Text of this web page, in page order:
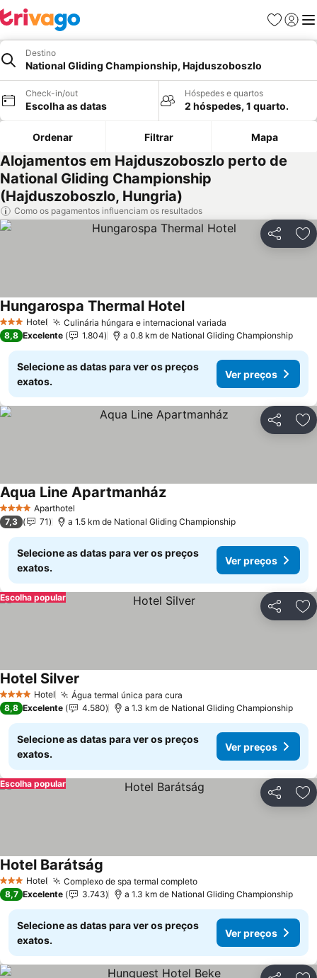
Favoritos
Iniciar
Destino
National Gliding Championship, Hajduszoboszlo
Check-in/out
Escolha as datas
Hóspedes e quartos
2 hóspedes, 1 quarto.
Ordenar Filtrar Mapa
Alojamentos em Hajduszoboszlo perto de
National Gliding Championship
(Hajduszoboszlo, Hungria)
Como os pagamentos influenciam os resultados
Partilhar
3 EstrelasHotel Culinária húngara e internacional variada
Hungarospa Thermal HotelVer preços
8,8 Excelente 1.804 a 0.8 km de National Gliding Championship
Selecione as datas para ver os preços
exatos.
Ver preços
Partilhar
4 EstrelasAparthotel
Aqua Line ApartmanházVer preços
7,3 71 a 1.5 km de National Gliding Championship
Selecione as datas para ver os preços
exatos.
Ver preços
Partilhar
Escolha popular
4 EstrelasHotel Água termal única para cura
Hotel Silver
8,8 Excelente 4.580 a 1.3 km de National Gliding Championship
Selecione as datas para ver os preços
exatos.
Ver preços
Partilhar
Escolha popular
3 EstrelasHotel Complexo de spa termal completoVer preços
Hotel Barátság
8,7 Excelente 3.743 a 1.3 km de National Gliding Championship
Selecione as datas para ver os preços
exatos.
Ver preços